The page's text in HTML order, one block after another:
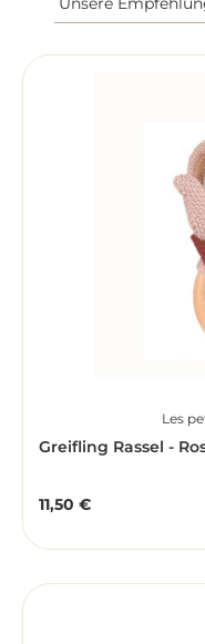
Les
Greifling Rassel -
Regulärer Preis:
11,50 €